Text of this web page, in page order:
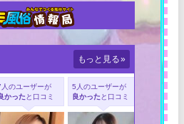
もっと見る»